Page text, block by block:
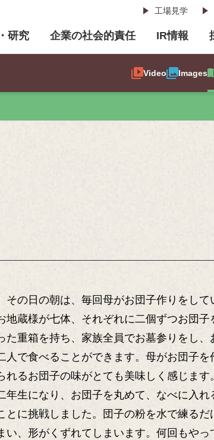
工場見学
研究 企業の社会的責任 IR情報
Video Images
の日の朝は、毎回母がお団子作りをし
蔵様が七体、それぞれに二個ずつお団
重箱を持ち、家族全員でお墓参りをし
で食べることができます。母がお団子
るお団子の味がとても美味しく感じます。
生になり、お団子を丸めて、なべに入れ
に挑戦しました。団子の粉を水で練るだ
、形がくずれてしまいます。何回もやっ